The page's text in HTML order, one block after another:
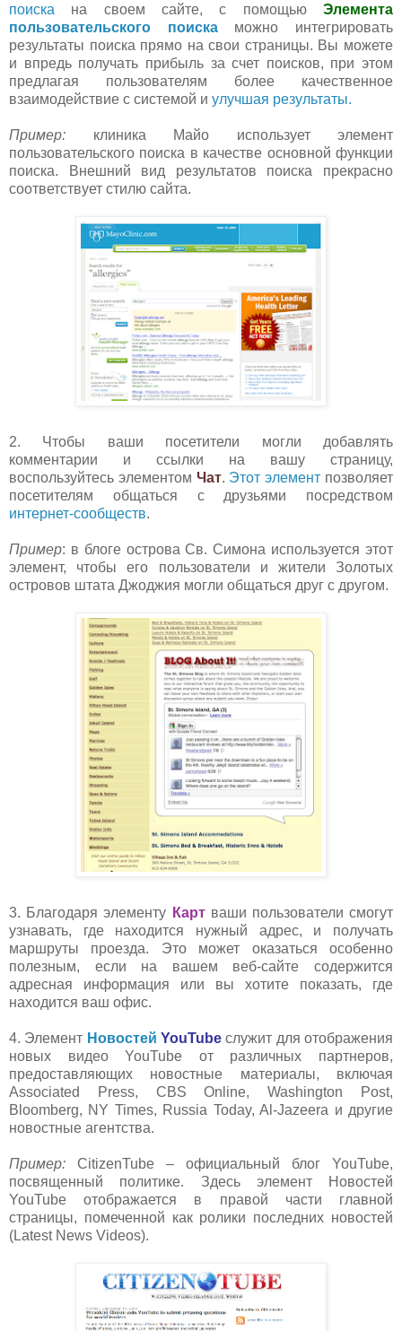
поиска на своем сайте, с помощью Элемента
пользовательского поискаможно интегрировать
результаты поиска прямо на свои страницы. Вы можете
и впредь получать прибыль за счет поисков, при этом
предлагая пользователям более качественное
взаимодействие с системой и улучшая результаты.
Пример: клиника Майо использует элемент
пользовательского поиска в качестве основной функции
поиска. Внешний вид результатов поиска прекрасно
соответствует стилю сайта.
2. Чтобы ваши посетители могли добавлять
комментарии и ссылки на вашу страницу,
воспользуйтесь элементом Чат. Этот элемент позволяет
посетителям общаться с друзьями посредством
интернет-сообществ.
Пример: в блоге острова Св. Симона используется этот
элемент, чтобы его пользователи и жители Золотых
островов штата Джоджия могли общаться друг с другом.
3. Благодаря элементу Картваши пользователи смогут
узнавать, где находится нужный адрес, и получать
маршруты проезда. Это может оказаться особенно
полезным, если на вашем веб-сайте содержится
адресная информация или вы хотите показать, где
находится ваш офис.
4. Элемент Новостей YouTube служит для отображения
новых видео YouTube от различных партнеров,
предоставляющих новостные материалы, включая
Associated Press, CBS Online, Washington Post,
Bloomberg, NY Times, Russia Today, Al-Jazeera и другие
новостные агентства.
Пример: CitizenTube – официальный блог YouTube,
посвященный политике. Здесь элемент Новостей
YouTube отображается в правой части главной
страницы, помеченной как ролики последних новостей
(Latest News Videos).